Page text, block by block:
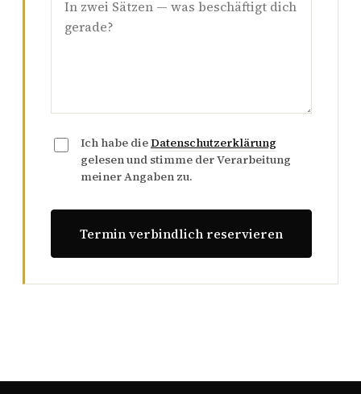
Ich habe dieDatenschutzerklärung
gelesen und stimme der Verarbeitung
meiner Angaben zu.
Termin verbindlich reservieren